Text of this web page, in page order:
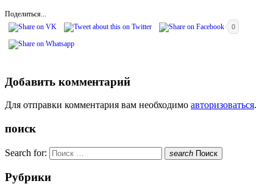
Поделиться...
0
Добавить комментарий
Для отправки комментария вам необходимо авторизоваться.
поиск
Search for: search Поиск
Рубрики